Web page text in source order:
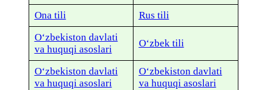
Ona tili
Rus tili
O‘zbekiston davlati
va huquqi asoslari
O‘zbek tili
O‘zbekiston davlati
va huquqi asoslari
O‘zbekiston davlati
va huquqi asoslari